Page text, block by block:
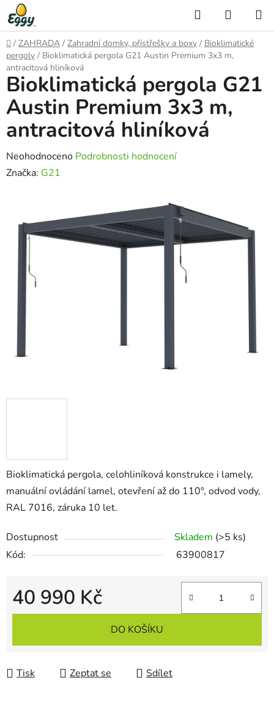
Přejít
na
obsah
Hledat
KOŠÍK
Domů
/ ZAHRADA / Zahradní domky, přístřešky a boxy / Bioklimatické
pergoly / Bioklimatická pergola G21 Austin Premium 3x3 m,
antracitová hliníková
Bioklimatická pergola, celohliníková konstrukce i lamely,
manuální ovládání lamel, otevření až do 110°, odvod vody,
RAL 7016, záruka 10 let.
Dostupnost Skladem (>5 ks)
Kód:
63900817
40 990 Kč
Měrná cena:
DO KOŠÍKU
Tisk Zeptat se Sdílet
Bioklimatická pergola G21
Austin Premium 3x3 m,
antracitová hliníková
Průměrné
hodnocení
0,0
hvězdiček.
Neohodnoceno Podrobnosti hodnocení
Značka: G21